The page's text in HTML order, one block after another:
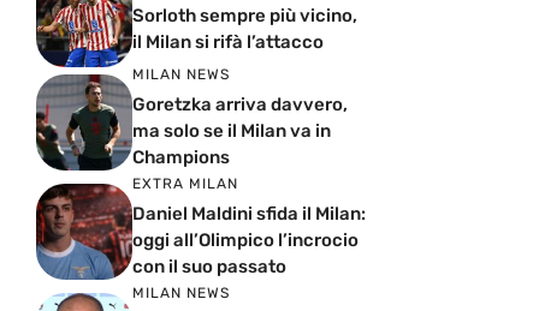
Sorloth sempre più vicino,
il Milan si rifà l’attacco
MILAN NEWS
Goretzka arriva davvero,
ma solo se il Milan va in
Champions
EXTRA MILAN
Daniel Maldini sfida il Milan:
oggi all’Olimpico l’incrocio
con il suo passato
MILAN NEWS